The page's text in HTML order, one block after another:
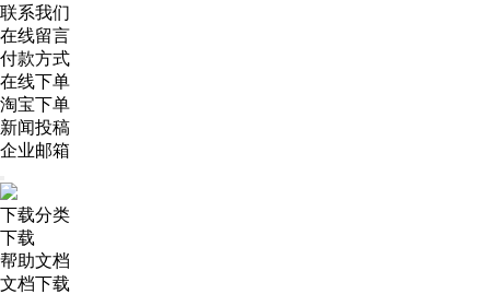
联系我们
在线留言
付款方式
在线下单
淘宝下单
新闻投稿
企业邮箱
下载分类
下载
帮助文档
文档下载